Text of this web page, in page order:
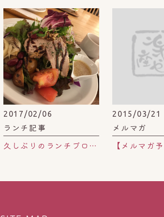
2017/02/06
ランチ記事
久しぶりのランチブログ♪♪
2015/03/21
メルマガ